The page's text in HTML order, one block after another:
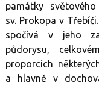
památky
sv. Prokopa v Třebíči
spočívá v jeho
půdorysu,
proporcích
a hlavně v